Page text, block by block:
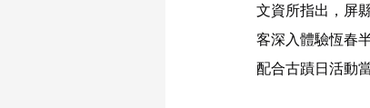
文資所指出，屏
客深入體驗恆春
配合古蹟日活動